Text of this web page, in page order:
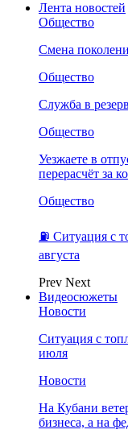
Лента новостей
Общество
Смена
Общество
Служба в
Общество
Уезжаете в
перерасчёт за
Общество
⛽️ Ситуация с
августа
Prev Next
Видеосюжеты
Новости
Ситуация с
июля
Новости
На Кубани
бизнеса, а на